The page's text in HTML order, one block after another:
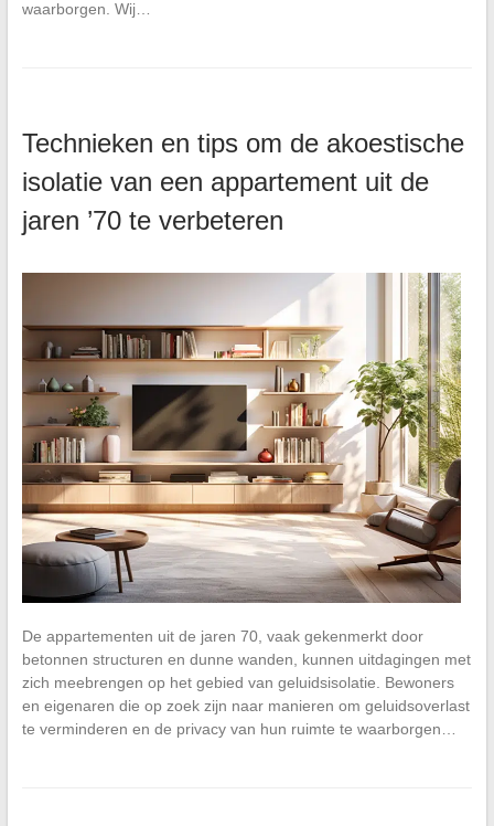
waarborgen. Wij…
Technieken en tips om de akoestische
isolatie van een appartement uit de
jaren ’70 te verbeteren
De appartementen uit de jaren 70, vaak gekenmerkt door
betonnen structuren en dunne wanden, kunnen uitdagingen met
zich meebrengen op het gebied van geluidsisolatie. Bewoners
en eigenaren die op zoek zijn naar manieren om geluidsoverlast
te verminderen en de privacy van hun ruimte te waarborgen…